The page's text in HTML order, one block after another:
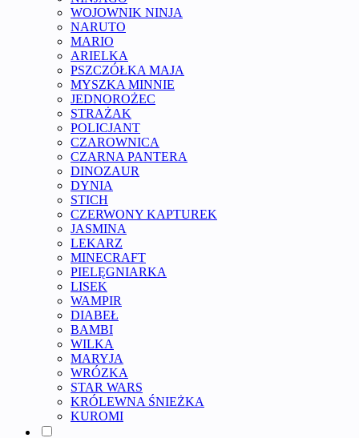
WOJOWNIK NINJA
NARUTO
MARIO
ARIELKA
PSZCZÓŁKA MAJA
MYSZKA MINNIE
JEDNOROŻEC
STRAŻAK
POLICJANT
CZAROWNICA
CZARNA PANTERA
DINOZAUR
DYNIA
STICH
CZERWONY KAPTUREK
JASMINA
LEKARZ
MINECRAFT
PIELĘGNIARKA
LISEK
WAMPIR
DIABEŁ
BAMBI
WILKA
MARYJA
WRÓZKA
STAR WARS
KRÓLEWNA ŚNIEŻKA
KUROMI